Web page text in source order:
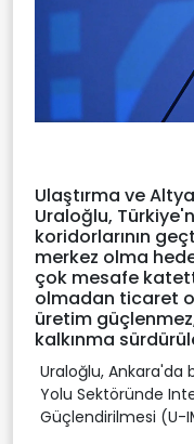
Ulaştırma ve
Uraloğlu,
koridorlarının
merkez olma
çok mesafe
olmadan ticaret
üretim
kalkınma
Uraloğlu, Ankara'da
Yolu Sektöründe
Güçlendirilmesi (U-